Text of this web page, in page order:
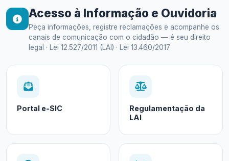
Acesso à Informação e Ouvidoria
Peça informações, registre reclamações e acompanhe os
canais de comunicação com o cidadão — é seu direito
legal · Lei 12.527/2011 (LAI) · Lei 13.460/2017
Portal e-SIC
Regulamentação da
LAI